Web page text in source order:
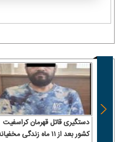
دستگیری قاتل قهرمان کراسفیت
کشور بعد از ۱۱ ماه زندگی مخفیانه